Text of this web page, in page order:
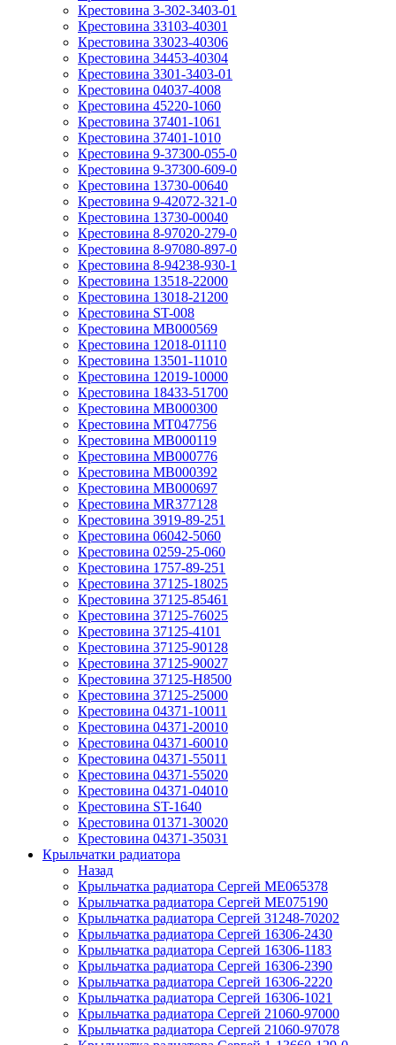
Крестовина 3-302-3403-01
Крестовина 33103-40301
Крестовина 33023-40306
Крестовина 34453-40304
Крестовина 3301-3403-01
Крестовина 04037-4008
Крестовина 45220-1060
Крестовина 37401-1061
Крестовина 37401-1010
Крестовина 9-37300-055-0
Крестовина 9-37300-609-0
Крестовина 13730-00640
Крестовина 9-42072-321-0
Крестовина 13730-00040
Крестовина 8-97020-279-0
Крестовина 8-97080-897-0
Крестовина 8-94238-930-1
Крестовина 13518-22000
Крестовина 13018-21200
Крестовина ST-008
Крестовина MB000569
Крестовина 12018-01110
Крестовина 13501-11010
Крестовина 12019-10000
Крестовина 18433-51700
Крестовина MB000300
Крестовина MT047756
Крестовина MB000119
Крестовина MB000776
Крестовина MB000392
Крестовина MB000697
Крестовина MR377128
Крестовина 3919-89-251
Крестовина 06042-5060
Крестовина 0259-25-060
Крестовина 1757-89-251
Крестовина 37125-18025
Крестовина 37125-85461
Крестовина 37125-76025
Крестовина 37125-4101
Крестовина 37125-90128
Крестовина 37125-90027
Крестовина 37125-H8500
Крестовина 37125-25000
Крестовина 04371-10011
Крестовина 04371-20010
Крестовина 04371-60010
Крестовина 04371-55011
Крестовина 04371-55020
Крестовина 04371-04010
Крестовина ST-1640
Крестовина 01371-30020
Крестовина 04371-35031
Крыльчатки радиатора
Назад
Крыльчатка радиатора Сергей ME065378
Крыльчатка радиатора Сергей ME075190
Крыльчатка радиатора Сергей 31248-70202
Крыльчатка радиатора Сергей 16306-2430
Крыльчатка радиатора Сергей 16306-1183
Крыльчатка радиатора Сергей 16306-2390
Крыльчатка радиатора Сергей 16306-2220
Крыльчатка радиатора Сергей 16306-1021
Крыльчатка радиатора Сергей 21060-97000
Крыльчатка радиатора Сергей 21060-97078